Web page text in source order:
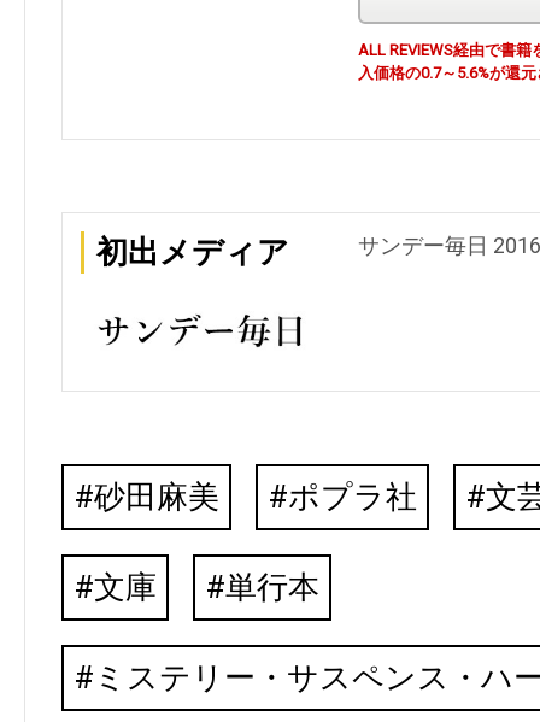
ALL REVIEWS経由で書
入価格の0.7～5.6%が還
初出メディア サンデー毎日
砂田麻美 ポプラ社 文
文庫 単行本
ミステリー・サスペンス・ハ